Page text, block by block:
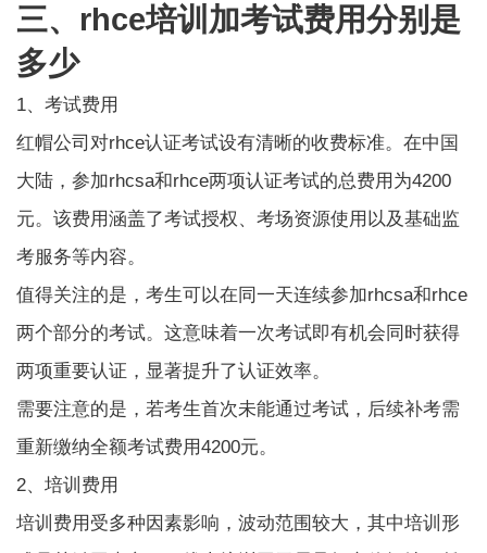
三、rhce培训加考试费用分别是
多少
1、考试费用
红帽公司对rhce认证考试设有清晰的收费标准。在中国
大陆，参加rhcsa和rhce两项认证考试的总费用为4200
元。该费用涵盖了考试授权、考场资源使用以及基础监
考服务等内容。
值得关注的是，考生可以在同一天连续参加rhcsa和rhce
两个部分的考试。这意味着一次考试即有机会同时获得
两项重要认证，显著提升了认证效率。
需要注意的是，若考生首次未能通过考试，后续补考需
重新缴纳全额考试费用4200元。
2、培训费用
培训费用受多种因素影响，波动范围较大，其中培训形